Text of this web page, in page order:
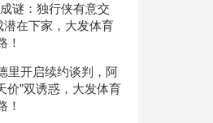
谜：独行侠有意交
在下家，大发体育
！
里开启续约谈判，阿
价”双诱惑，大发体育
！